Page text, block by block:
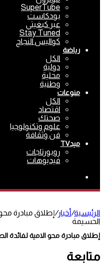
SuperTube
بودكاست
عبر كبغيتي
Stay Tuned
كواليس النجاح
رياضة
الكل
دولية
محلية
وطنية
منوعات
الكل
اقتصاد
صحتك
علوم وتكنولوجيا
فن وثقافة
ميدTV
روبورتاجات
فيديوهات
الرئيسية/أخبار/إطلاق مبادرة محو
الحسيمة
إطلاق مبادرة محو الامية لفائدة
متابعة